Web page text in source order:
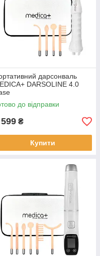
дарсонваль
DARSOLINE 4.0
до відправки
₴
Купити